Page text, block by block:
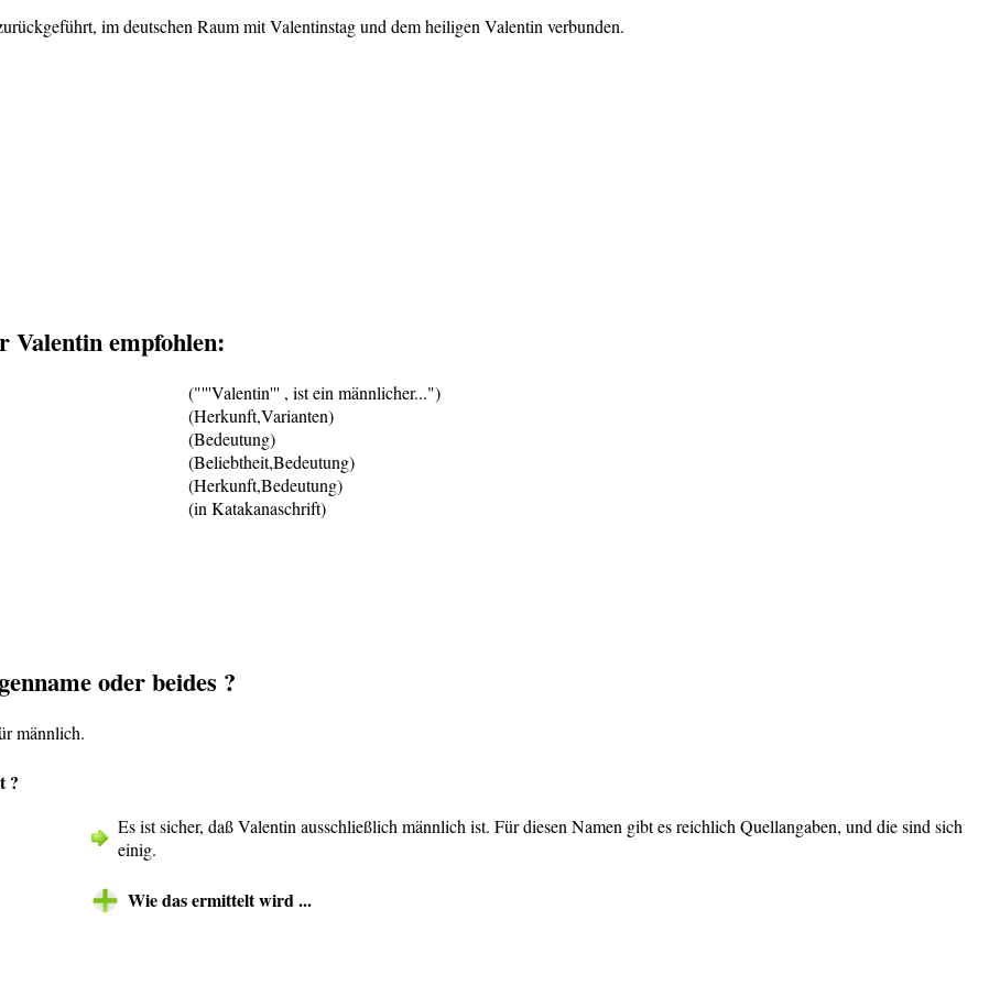
im deutschen Raum mit Valentinstag und dem heiligen Valentin verbunden.
Valentin empfohlen:
("'''Valentin''' , ist ein männlicher...")
(Herkunft,Varianten)
(Bedeutung)
(Beliebtheit,Bedeutung)
(Herkunft,Bedeutung)
(in Katakanaschrift)
oder beides ?
männlich.
?
Es ist sicher, daß Valentin ausschließlich männlich ist. Für diesen Namen gibt es reichlich Quellangaben, und die sind sich
einig.
Wie das ermittelt wird ...